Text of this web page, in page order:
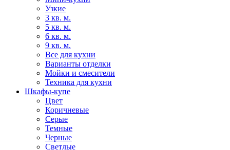
Узкие
3 кв. м.
5 кв. м.
6 кв. м.
9 кв. м.
Все для кухни
Варианты отделки
Мойки и смесители
Техника для кухни
Шкафы-купе
Цвет
Коричневые
Серые
Темные
Черные
Светлые